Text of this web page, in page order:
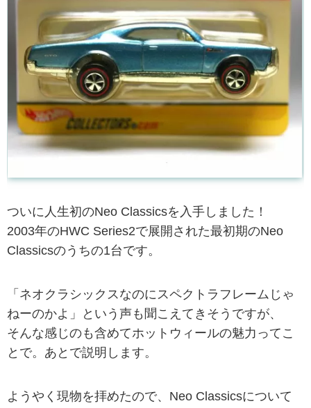
ついに人生初のNeo Classicsを入手しました！
2003年のHWC Series2で展開された最初期のNeo
Classicsのうちの1台です。
「ネオクラシックスなのにスペクトラフレームじゃ
ねーのかよ」という声も聞こえてきそうですが、
そんな感じのも含めてホットウィールの魅力ってこ
とで。あとで説明します。
ようやく現物を拝めたので、Neo Classicsについて